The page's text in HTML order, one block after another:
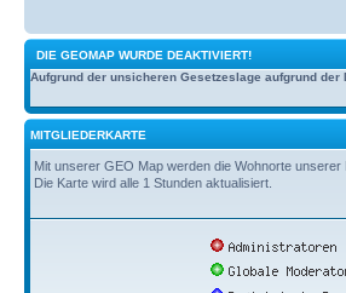
DIE GEOMAP WURDE DEAKTIVIERT!
Aufgrund der unsicheren Gesetzeslage aufgrund
MITGLIEDERKARTE
Mit unserer GEO Map werden die Wohnorte
Die Karte wird alle 1 Stunden aktualisiert.